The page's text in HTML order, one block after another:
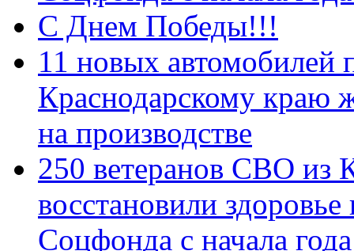
С Днем Победы!!!
11 новых автомобилей
Краснодарскому краю
на производстве
250 ветеранов СВО из
восстановили
Соцфонда с начала года